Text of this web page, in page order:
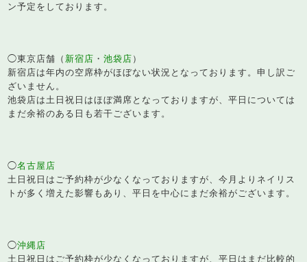
ン予定をしております。
◯東京店舗（ 新宿店 ・池袋店 ）
新宿店は年内の空席枠がほぼない状況となっております。申し訳ご
ざいません。
池袋店は土日祝日はほぼ満席となっておりますが、平日については
まだ余裕のある日も若干ございます。
◯名古屋店
土日祝日はご予約枠が少なくなっておりますが、今月よりネイリス
トが多く増えた影響もあり、平日を中心にまだ余裕がございます。
◯沖縄店
土日祝日はご予約枠が少なくなっておりますが、平日はまだ比較的